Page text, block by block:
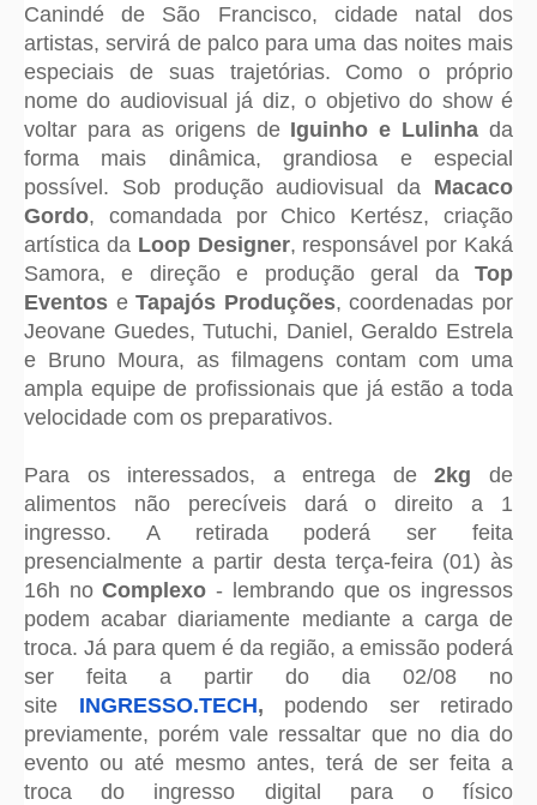
Canindé de São Francisco, cidade natal dos
artistas, servirá de palco para uma das noites mais
especiais de suas trajetórias. Como o próprio
nome do audiovisual já diz, o objetivo do show é
voltar para as origens deIguinho e Lulinha da
forma mais dinâmica, grandiosa e especial
possível. Sob produção audiovisual da Macaco
Gordo, comandada por Chico Kertész, criação
artística da Loop Designer, responsável por Kaká
Samora, e direção e produção geral da Top
Eventos eTapajós Produções, coordenadas por
Jeovane Guedes, Tutuchi, Daniel, Geraldo Estrela
e Bruno Moura, as filmagens contam com uma
ampla equipe de profissionais que já estão a toda
velocidade com os preparativos.
Para os interessados, a entrega de2kg de
alimentos não perecíveis dará o direito a 1
ingresso. A retirada poderá ser feita
presencialmente a partir desta terça-feira (01) às
16h noComplexo - lembrando que os ingressos
podem acabar diariamente mediante a carga de
troca. Já para quem é da região, a emissão poderá
ser feita a partir do dia 02/08 no
site INGRESSO.TECH, podendo ser retirado
previamente, porém vale ressaltar que no dia do
evento ou até mesmo antes, terá de ser feita a
troca do ingresso digital para o físico